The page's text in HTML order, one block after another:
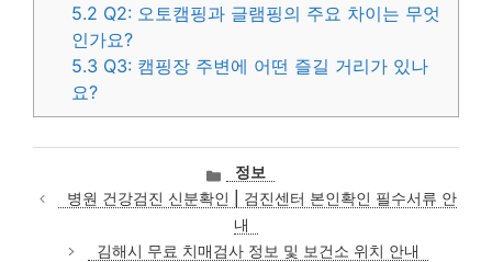
5.2 Q2: 오토캠핑과 글램핑의 주요 차이는 무엇
인가요?
5.3 Q3: 캠핑장 주변에 어떤 즐길 거리가 있나
요?
카
테
고
리
정보
병원 건강검진 신분확인 | 검진센터 본인확인 필수서류 안
내
김해시 무료 치매검사 정보 및 보건소 위치 안내